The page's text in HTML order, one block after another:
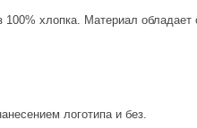
100% хлопка. Материал
логотипа и без.